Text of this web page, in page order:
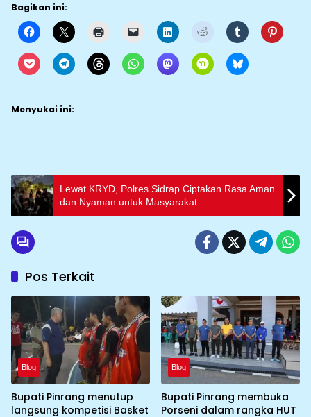
Bagikan ini:
Menyukai ini:
Lewat KRYD, Polres Sidrap Ciptakan Rasa Aman
dan Nyaman untuk Masyarakat
Pos Terkait
Blog
Bupati Pinrang menutup
langsung kompetisi Basket
Blog
Bupati Pinrang membuka
Porseni dalam rangka HUT